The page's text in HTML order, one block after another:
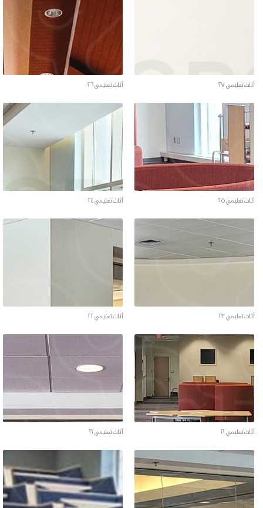
أثاث تعليمي ٢٧ أثاث تعليمي ٢٦
أثاث تعليمي ٢٥ أثاث تعليمي ٢٤
أثاث تعليمي ٢٣ أثاث تعليمي ٢٢
أثاث تعليمي ٢١ أثاث تعليمي ٢١